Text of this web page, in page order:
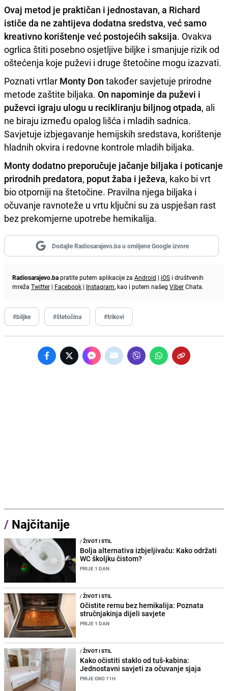
Ovaj metod je praktičan i jednostavan, a Richard
ističe da ne zahtijeva dodatna sredstva, već samo
kreativno korištenje već postojećih saksija. Ovakva
ogrlica štiti posebno osjetljive biljke i smanjuje rizik od
oštećenja koje puževi i druge štetočine mogu izazvati.
Poznati vrtlar Monty Don također savjetuje prirodne
metode zaštite biljaka. On napominje da puževi i
puževci igraju ulogu u recikliranju biljnog otpada, ali
ne biraju između opalog lišća i mladih sadnica.
Savjetuje izbjegavanje hemijskih sredstava, korištenje
hladnih okvira i redovne kontrole mladih biljaka.
Monty dodatno preporučuje jačanje biljaka i poticanje
prirodnih predatora, poput žaba i ježeva, kako bi vrt
bio otporniji na štetočine. Pravilna njega biljaka i
očuvanje ravnoteže u vrtu ključni su za uspješan rast
bez prekomjerne upotrebe hemikalija.
Dodajte Radiosarajevo.ba u omiljene Google izvore
Radiosarajevo.bapratite putem aplikacije za Android | iOS i društvenih
mreža Twitter | Facebook | Instagram, kao i putem našeg ViberChata.
#biljke #štetočina #trikovi
/ Najčitanije
/ŽIVOT I STIL
Bolja alternativa izbjeljivaču: Kako održati
WC školjku čistom?
PRIJE 1 DAN
/ŽIVOT I STIL
Očistite rernu bez hemikalija: Poznata
stručnjakinja dijeli savjete
PRIJE 1 DAN
/ŽIVOT I STIL
Kako očistiti staklo od tuš-kabina:
Jednostavni savjeti za očuvanje sjaja
PRIJE OKO 11H